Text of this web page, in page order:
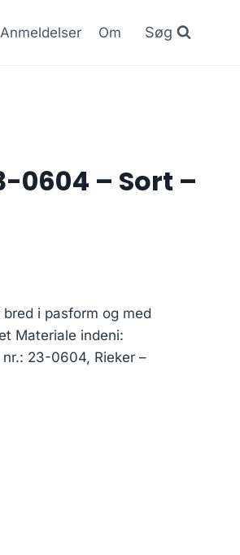
Anmeldelser Om Søg
0604 – Sort –
i pasform og med
Materiale indeni:
23-0604, Rieker –